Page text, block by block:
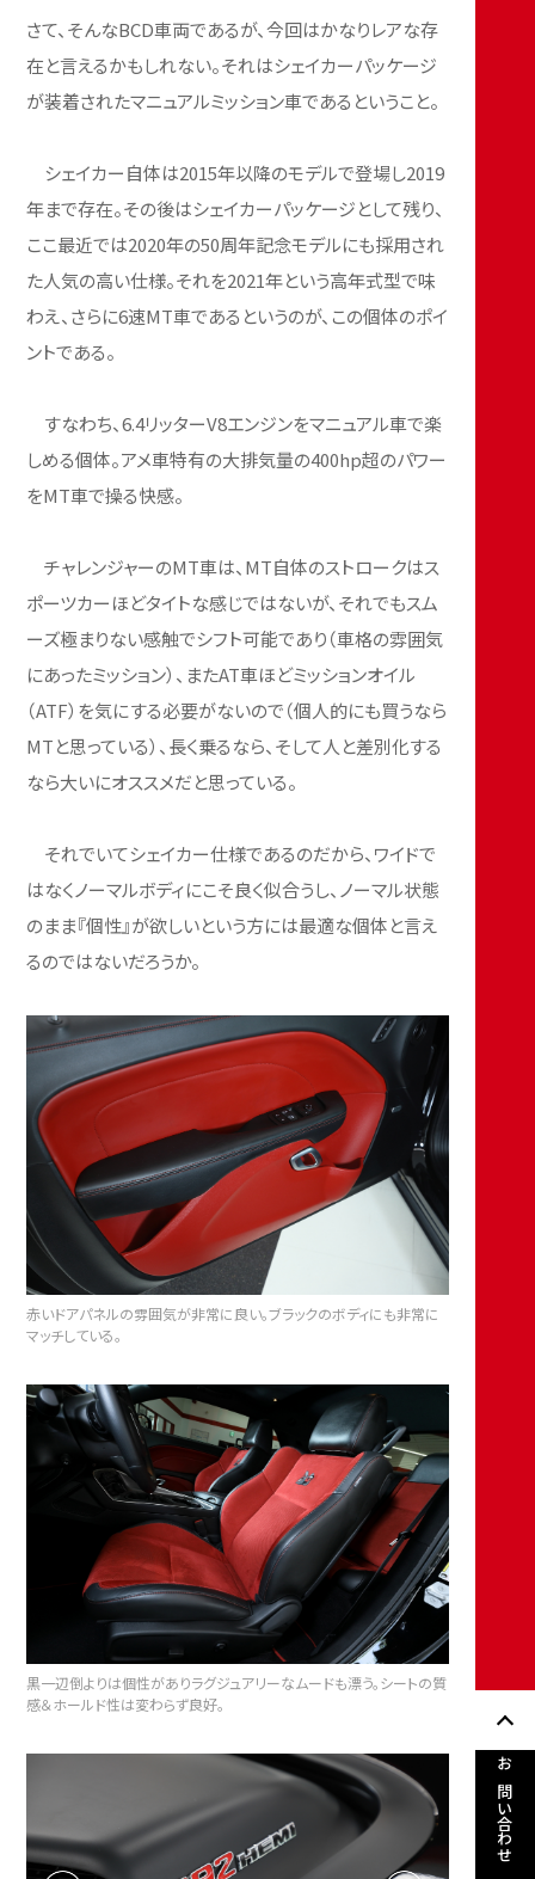
お問い合わせ
さて、そんなBCD車両であるが、今回はかなりレアな存
在と言えるかもしれない。それはシェイカーパッケージ
が装着されたマニュアルミッション車であるということ。
シェイカー自体は2015年以降のモデルで登場し2019
年まで存在。その後はシェイカーパッケージとして残り、
ここ最近では2020年の50周年記念モデルにも採用され
た人気の高い仕様。それを2021年という高年式型で味
わえ、さらに6速MT車であるというのが、この個体のポイ
ントである。
すなわち、6.4リッターV8エンジンをマニュアル車で楽
しめる個体。アメ車特有の大排気量の400hp超のパワー
をMT車で操る快感。
チャレンジャーのMT車は、MT自体のストロークはス
ポーツカーほどタイトな感じではないが、それでもスム
ーズ極まりない感触でシフト可能であり（車格の雰囲気
にあったミッション）、またAT車ほどミッションオイル
（ATF）を気にする必要がないので（個人的にも買うなら
MTと思っている）、長く乗るなら、そして人と差別化する
なら大いにオススメだと思っている。
それでいてシェイカー仕様であるのだから、ワイドで
はなくノーマルボディにこそ良く似合うし、ノーマル状態
のまま『個性』が欲しいという方には最適な個体と言え
るのではないだろうか。
赤いドアパネルの雰囲気が非常に良い。ブラックのボディにも非常に
マッチしている。
黒一辺倒よりは個性がありラグジュアリーなムードも漂う。シートの質
感＆ホールド性は変わらず良好。